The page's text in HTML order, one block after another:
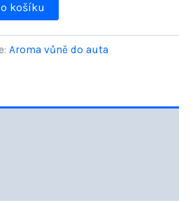
košíku
Aroma vůně do auta